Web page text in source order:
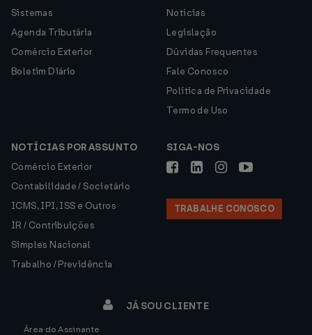
Sistemas
Agenda Tributária
Comércio Exterior
Boletim Diário
Notícias
Legislação
Dúvidas Frequentes
Fale Conosco
Política de Privacidade
Termo de Uso
NOTÍCIAS POR ASSUNTO
Comércio Exterior
Contabilidade / Societário
ICMS, IPI, ISS e Outros
IR / Contribuições
Simples Nacional
Trabalho / Previdência
SIGA-NOS
TRABALHE CONOSCO
JÁ SOU CLIENTE
Área do Assinante